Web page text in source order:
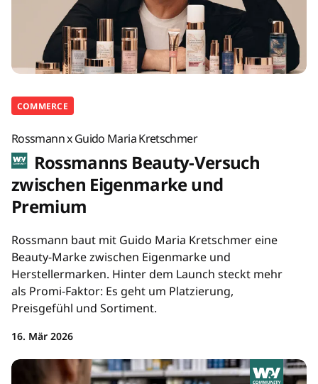
COMMERCE
Rossmann x Guido Maria Kretschmer
Rossmanns Beauty-Versuch
zwischen Eigenmarke und
Premium
Rossmann baut mit Guido Maria Kretschmer eine
Beauty-Marke zwischen Eigenmarke und
Herstellermarken. Hinter dem Launch steckt mehr
als Promi-Faktor: Es geht um Platzierung,
Preisgefühl und Sortiment.
16. Mär 2026